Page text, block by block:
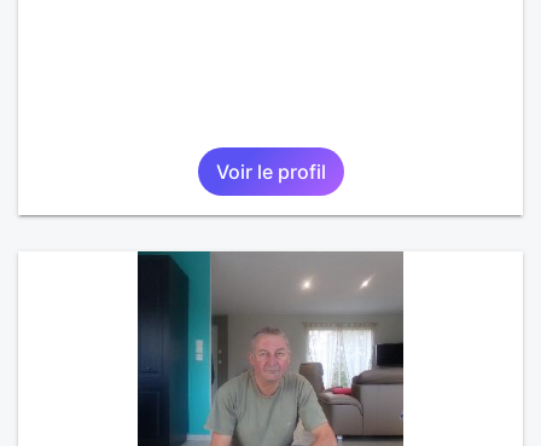
Voir le profil